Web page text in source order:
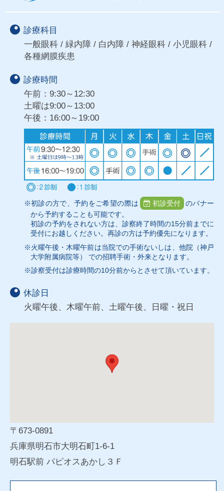
診療科目
一般眼科 / 緑内障 / 白内障 / 神経眼科 / 小児眼科 /
各種網膜疾患
診療時間
午前：9:30～12:30
土曜は9:00～13:00
午後：16:00～19:00
※初診の方で、予約をご希望の際は 初診受付
のバナー
から予約することも可能です。
初診の予約をされない方は、診察終了時間の15分前までに
受付にお越しください。再診の方は予約優先になります。
※火曜午後・木曜午前は当院での手術ないしは、他院（神戸
大学附属病院等） での招聘手術・外来となります。
※診察受付は診療時間の10分前からとさせて頂いています。
休診日
火曜午後、木曜午前、土曜午後、日曜・祝日
〒673-0891
兵庫県明石市大明石町1-6-1
明石駅前 パピオスあかし３Ｆ